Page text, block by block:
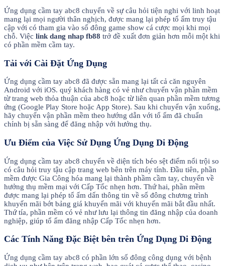
Ứng dụng cầm tay abc8 chuyển về sự câu hỏi tiện nghi với linh hoạt
mang lại mọi người thân nghịch, được mang lại phép tổ ấm truy tậu
cập với có tham gia vào số đông game show cá cược mọi khi mọi
chỗ. Việc link dang nhap fb88 trở đề xuất đơn giản hơn mỗi một khi
có phần mềm cầm tay.
Tải với Cài Đặt Ứng Dụng
Ứng dụng cầm tay abc8 đã được sẵn mang lại tất cả căn nguyên
Android với iOS. quý khách hàng có vẻ như chuyển vận phần mềm
từ trang web thỏa thuận của abc8 hoặc từ liên quan phần mềm tương
ứng (Google Play Store hoặc App Store). Sau khi chuyển vận xuống,
hãy chuyển vận phần mềm theo hướng dẫn với tổ ấm đã chuẩn
chỉnh bị sẵn sàng để đăng nhập với hưởng thụ.
Ưu Điểm của Việc Sử Dụng Ứng Dụng Di Động
Ứng dụng cầm tay abc8 chuyển về diện tích béo sệt điểm nổi trội so
có câu hỏi truy tậu cập trang web bên trên máy tính. Đầu tiên, phần
mềm được Gia Công hóa mang lại thành phầm cầm tay, chuyển về
hưởng thụ mềm mại với Cấp Tốc nhẹn hơn. Thứ hai, phần mềm
được mang lại phép tổ ấm dấn thông tin về số đông chương trình
khuyến mãi bớt bảng giá khuyến mãi với khuyến mãi bắt đầu nhất.
Thứ tía, phần mềm có vẻ như lưu lại thông tin đăng nhập của doanh
nghiệp, giúp tổ ấm đăng nhập Cấp Tốc nhẹn hơn.
Các Tính Năng Đặc Biệt bên trên Ứng Dụng Di Động
Ứng dụng cầm tay abc8 có phần lớn số đông công dụng với bệnh